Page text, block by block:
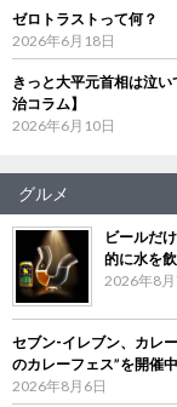
ゼロトラストって何？
2026年6月18日
きっと大平元首相は泣
治コラム】
2026年6月10日
グルメ
ビールだ
的に水を
2026年8月
セブン‐イレブン、カレ
のカレーフェス”を開催中
2026年8月6日